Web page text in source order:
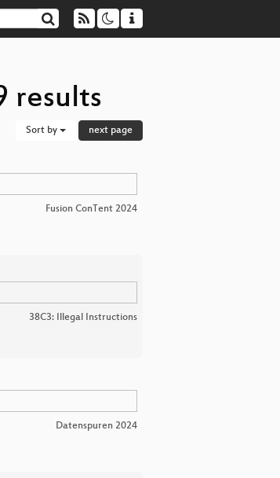
results
Sort by next page
Fusion ConTent 2024
38C3: Illegal Instructions
Datenspuren 2024